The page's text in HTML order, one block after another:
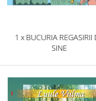
1 x BUCURIA REGASIRII
SINE